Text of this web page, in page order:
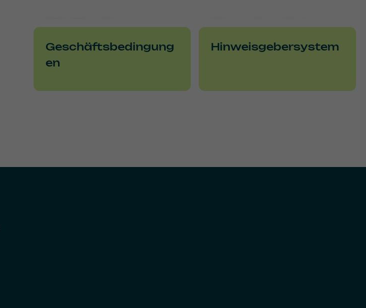
Medien &
Downloads
Hose Academy
Geschäftsbedingung
en
Hinweisgebersystem